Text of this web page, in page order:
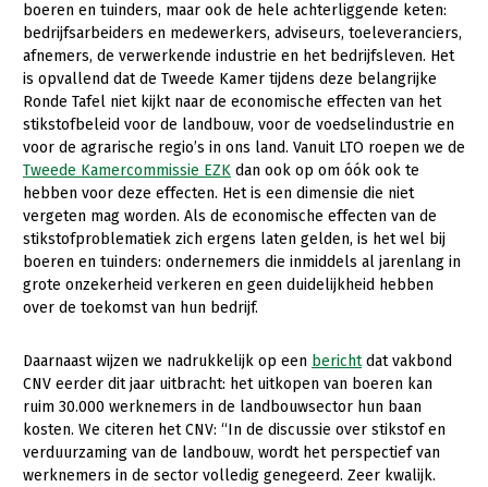
Platteland en omgeving
Mens, ondernemerschap en onderwijs
Internationaal
Sectoren
Dier
Biologische Landbouw
Geitenhouderij
Kalverhouderij
Konijnenhouderij
Melkveehouderij
Paardenhouderij
Pluimveehouderij
boeren en tuinders, maar ook de hele achterliggende keten:
bedrijfsarbeiders en medewerkers, adviseurs, toeleveranciers,
afnemers, de verwerkende industrie en het bedrijfsleven. Het
is opvallend dat de Tweede Kamer tijdens deze belangrijke
Ronde Tafel niet kijkt naar de economische effecten van het
stikstofbeleid voor de landbouw, voor de voedselindustrie en
voor de agrarische regio’s in ons land. Vanuit LTO roepen we de
Tweede Kamercommissie EZK dan ook op om óók ook te
hebben voor deze effecten. Het is een dimensie die niet
vergeten mag worden. Als de economische effecten van de
stikstofproblematiek zich ergens laten gelden, is het wel bij
boeren en tuinders: ondernemers die inmiddels al jarenlang in
grote onzekerheid verkeren en geen duidelijkheid hebben
over de toekomst van hun bedrijf.
Daarnaast wijzen we nadrukkelijk op een berichtdat vakbond
CNV eerder dit jaar uitbracht: het uitkopen van boeren kan
ruim 30.000 werknemers in de landbouwsector hun baan
kosten. We citeren het CNV: “In de discussie over stikstof en
verduurzaming van de landbouw, wordt het perspectief van
werknemers in de sector volledig genegeerd. Zeer kwalijk.